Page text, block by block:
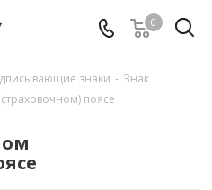
0
знаки - Знак
поясе